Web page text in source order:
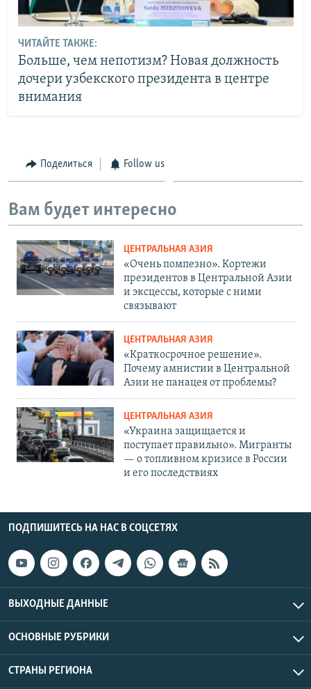
ЧИТАЙТЕ ТАКЖЕ:
Больше, чем непотизм? Новая должность
дочери узбекского президента в центре
внимания
Поделиться Follow us
Вам будет интересно
ЦЕНТРАЛЬНАЯ АЗИЯ
«Очень помпезно». Кортежи
президентов в Центральной Азии
и эксцессы, которые с ними
связывают
ЦЕНТРАЛЬНАЯ АЗИЯ
«Краткосрочное решение».
Почему амнистии в Центральной
Азии не панацея от проблемы?
ЦЕНТРАЛЬНАЯ АЗИЯ
«Украина защищается и
поступает правильно». Мигранты
— о топливном кризисе в России
и его последствиях
ПОДПИШИТЕСЬ НА НАС В СОЦСЕТЯХ
ВЫХОДНЫЕ ДАННЫЕ
ОСНОВНЫЕ РУБРИКИ
СТРАНЫ РЕГИОНА